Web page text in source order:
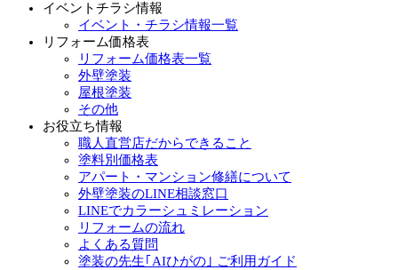
イベントチラシ情報
イベント・チラシ情報一覧
リフォーム価格表
リフォーム価格表一覧
外壁塗装
屋根塗装
その他
お役立ち情報
職人直営店だからできること
塗料別価格表
アパート・マンション修繕について
外壁塗装のLINE相談窓口
LINEでカラーシュミレーション
リフォームの流れ
よくある質問
塗装の先生｢AIひがの｣ ご利用ガイド